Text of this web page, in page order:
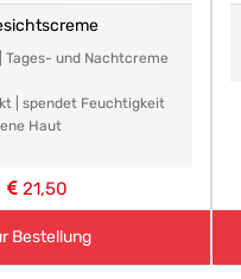
Tages- und Nachtcreme
| spendet Feuchtigkeit
Haut
21,50
Bestellung